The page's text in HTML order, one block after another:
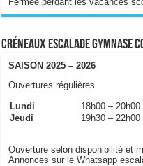
Créneaux escalade gymnase
SAISON 2025 – 2026
Ouvertures régulières
Lundi
18h00 – 20h00
Jeudi
19h30 – 22h00
Ouverture selon disponibilité et
Annonces sur le Whatsapp